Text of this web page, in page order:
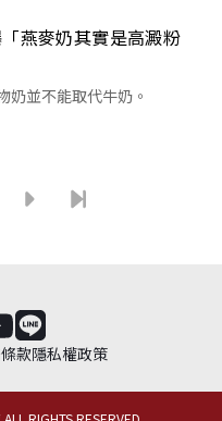
燕麥奶其實是高澱粉
奶並不能取代牛奶。
款隱私權政策